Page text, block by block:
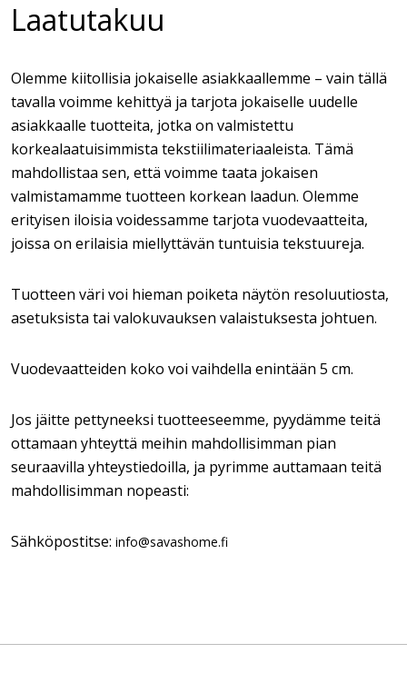
Laatutakuu
Olemme kiitollisia jokaiselle asiakkaallemme – vain tällä
tavalla voimme kehittyä ja tarjota jokaiselle uudelle
asiakkaalle tuotteita, jotka on valmistettu
korkealaatuisimmista tekstiilimateriaaleista. Tämä
mahdollistaa sen, että voimme taata jokaisen
valmistamamme tuotteen korkean laadun. Olemme
erityisen iloisia voidessamme tarjota vuodevaatteita,
joissa on erilaisia miellyttävän tuntuisia tekstuureja.
Tuotteen väri voi hieman poiketa näytön resoluutiosta,
asetuksista tai valokuvauksen valaistuksesta johtuen.
Vuodevaatteiden koko voi vaihdella enintään 5 cm.
Jos jäitte pettyneeksi tuotteeseemme, pyydämme teitä
ottamaan yhteyttä meihin mahdollisimman pian
seuraavilla yhteystiedoilla, ja pyrimme auttamaan teitä
mahdollisimman nopeasti:
Sähköpostitse: info@savashome.fi